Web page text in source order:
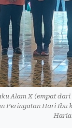
Alam X (empat
Peringatan Hari Ibu